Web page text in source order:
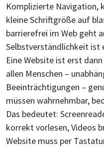
Komplizierte Navigation,
kleine Schriftgröße auf
barrierefrei im Web geht
Selbstverständlichkeit ist
Eine Website ist erst
allen Menschen –
Beeinträchtigungen –
müssen wahrnehmbar,
Das bedeutet:
korrekt vorlesen, Videos
Website muss per